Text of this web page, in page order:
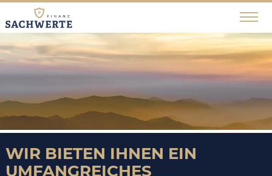
WIR BIETEN IHNEN EIN
UMFANGREICHES